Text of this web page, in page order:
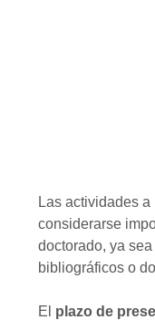
Las actividades
considerarse
doctorado, ya
bibliográficos o
El plazo de